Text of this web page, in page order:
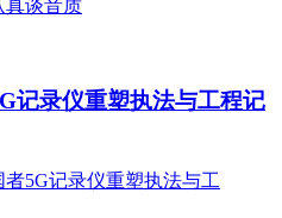
记录仪重塑执法与工程记